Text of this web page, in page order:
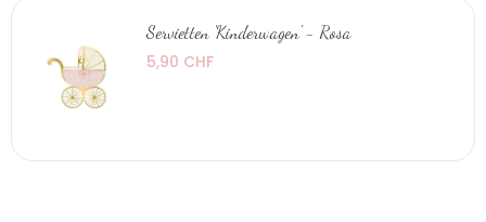
Servietten 'Kinderwagen' - Rosa
5,90 CHF